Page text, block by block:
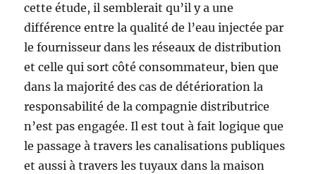
cette étude, il semblerait qu’il y a une
différence entre la qualité de l’eau injectée par
le fournisseur dans les réseaux de distribution
et celle qui sort côté consommateur, bien que
dans la majorité des cas de détérioration la
responsabilité de la compagnie distributrice
n’est pas engagée. Il est tout à fait logique que
le passage à travers les canalisations publiques
et aussi à travers les tuyaux dans la maison